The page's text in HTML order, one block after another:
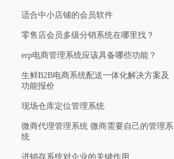
适合中小店铺的会员软件
零售店会员多级分销系统在哪里找？
erp电商管理系统应该具备哪些功能？
生鲜B2B电商系统配送一体化解决方案及
功能报价
现场仓库定位管理系统
微商代理管理系统 微商需要自己的管理系
统
进销存系统对企业的关键作用